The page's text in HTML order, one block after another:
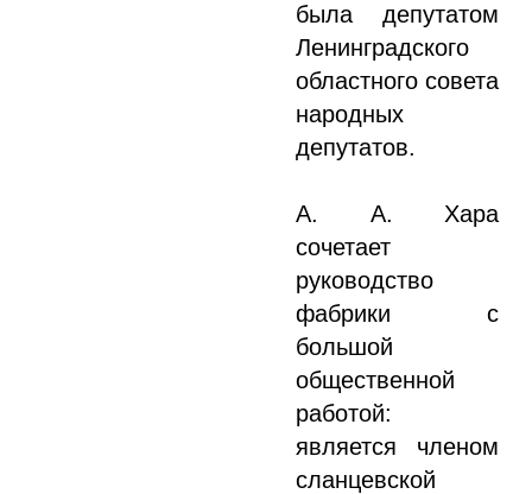
была депутатом
Ленинградского
областного совета
народных
депутатов.
А. А. Хара
сочетает
руководство
фабрики с
большой
общественной
работой:
является членом
сланцевской